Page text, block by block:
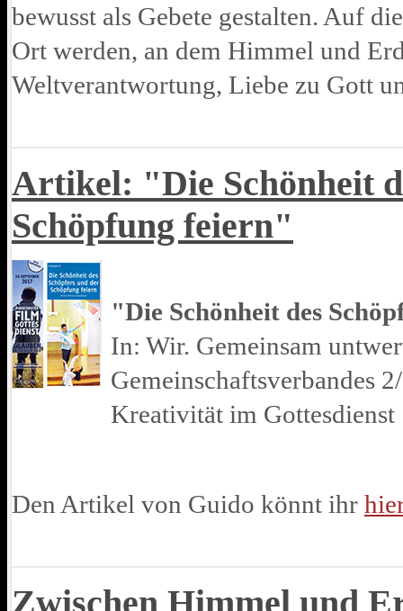
bewusst als Gebete gestalten. Auf
Ort werden, an dem Himmel und
Weltverantwortung, Liebe zu Gott
Artikel: "Die Schönheit
Schöpfung feiern"
"Die Schönheit des
In: Wir. Gemeinsam
Gemeinschaftsverbandes
Kreativität im Gottesdienst
Den Artikel von Guido könnt ihr
Zwischen Himmel und